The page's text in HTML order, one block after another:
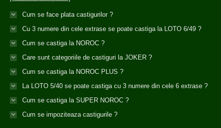
Cum se face plata castigurilor ?
Cu 3 numere din cele extrase se poate castiga la LOTO 6/49 ?
Cum se castiga la NOROC ?
Care sunt categoriile de castiguri la JOKER ?
Cum se castiga la NOROC PLUS ?
La LOTO 5/40 se poate castiga cu 3 numere din cele 6 extrase ?
Cum se castiga la SUPER NOROC ?
Cum se impoziteaza castigurile ?